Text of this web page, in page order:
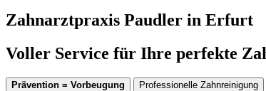
Zahnarztpraxis Paudler in Erfurt
Voller Service für Ihre perfekte
Prävention = Vorbeugung Professionelle Zahnreinigung